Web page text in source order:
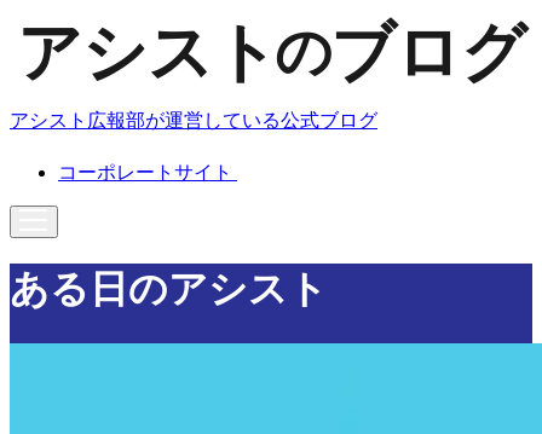
アシスト広報部が運営している公式ブログ
コーポレートサイト
ある日のアシスト